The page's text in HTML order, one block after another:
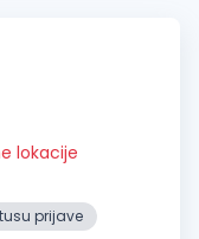
lokacije
prijave